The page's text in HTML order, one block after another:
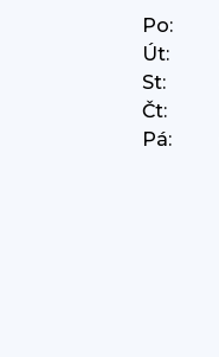
Po:
Út:
St:
Čt:
Pá: